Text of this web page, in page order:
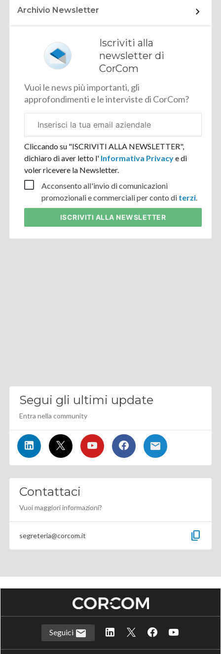
Archivio Newsletter
Iscriviti alla
newsletter di
CorCom
Vuoi le news più importanti, gli
approfondimenti e le interviste di CorCom?
aziendale
Cliccando su "ISCRIVITI ALLA NEWSLETTER",
dichiaro di aver letto l' Informativa Privacye di
voler ricevere la Newsletter.
Acconsento all'invio di comunicazioni
promozionali e commerciali per conto di terzi.
ISCRIVITI ALLA NEWSLETTER
Segui gli ultimi update
Entra nella community
Contattaci
Vuoi maggiori informazioni?
segreteria@corcom.it content_copy
Seguici